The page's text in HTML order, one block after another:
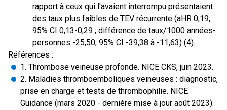
rapport à ceux qui l'avaient interrompu présentaient
des taux plus faibles de TEV récurrente (aHR 0,19,
95% CI 0,13-0,29 ; différence de taux/1000 années-
personnes -25,50, 95% CI -39,38 à -11,63) (4).
Références :
1. Thrombose veineuse profonde. NICE CKS, juin 2023.
2. Maladies thromboemboliques veineuses : diagnostic,
prise en charge et tests de thrombophilie. NICE
Guidance (mars 2020 - dernière mise à jour août 2023).